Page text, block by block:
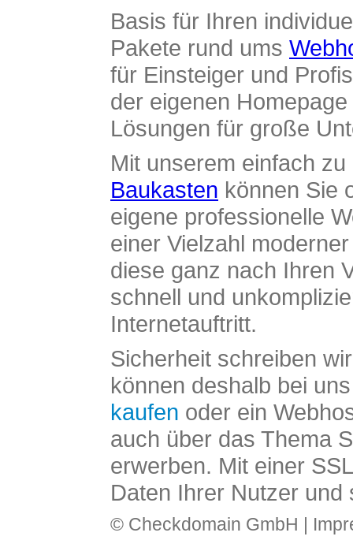
Basis für Ihren
Pakete rund ums
für Einsteiger und
der eigenen
Lösungen für große
Mit unserem einfach
Baukasten können Sie
eigene professionelle
einer Vielzahl
diese ganz nach Ihren
schnell und
Internetauftritt.
Sicherheit schreiben
können deshalb bei
kaufen oder ein
auch über das Thema
erwerben. Mit einer
Daten Ihrer Nutzer und
© Checkdomain GmbH |